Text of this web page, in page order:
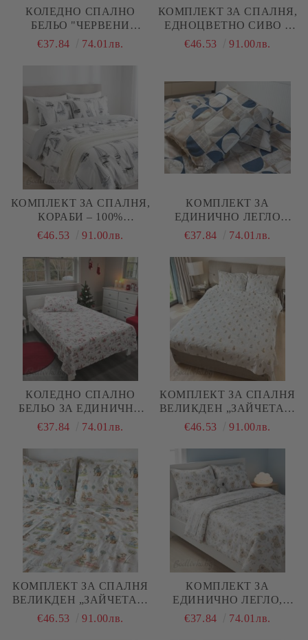
КОЛЕДНО СПАЛНО
БЕЛЬО "ЧЕРВЕНИ
ТОПКИ", ЗА ЕДИНИЧНО
НАТУРАЛЕН ПАМУК
€37.84 74.01лв.
КОМПЛЕКТ ЗА СПАЛНЯ,
ЕДНОЦВЕТНО СИВО –
100% НАТУРАЛЕН
€46.53 91.00лв.
КОМПЛЕКТ ЗА СПАЛНЯ,
КОРАБИ – 100%
НАТУРАЛЕН ПАМУК
€46.53 91.00лв.
КОМПЛЕКТ ЗА
ЕДИНИЧНО ЛЕГЛО
СИНИ КРЪГОВЕ , 100%
(ПОПЛИН), 3 ЧАСТИ
€37.84 74.01лв.
КОЛЕДНО СПАЛНО
БЕЛЬО ЗА ЕДИНИЧНО
ЛЕГЛО, КОЛЕДНИ
НАТУРАЛЕН ПАМУК
(ПОПЛИН), 3 ЧАСТИ
€37.84 74.01лв.
КОМПЛЕКТ ЗА СПАЛНЯ
ВЕЛИКДЕН „ЗАЙЧЕТА И
МИШКИ“ 2 – 100%
(РАНФОРС), 4 ЧАСТИ
€46.53 91.00лв.
КОМПЛЕКТ ЗА СПАЛНЯ
ВЕЛИКДЕН „ЗАЙЧЕТА И
МИШКИ“ – 100%
€46.53 91.00лв.
КОМПЛЕКТ ЗА
ЕДИНИЧНО ЛЕГЛО,
КОАЛА , 100%
€37.84 74.01лв.